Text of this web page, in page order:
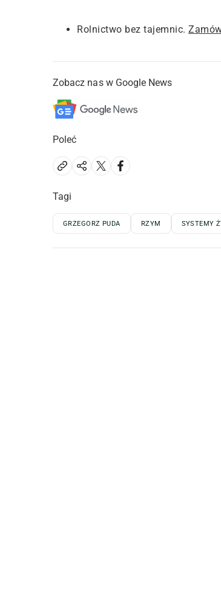
Rolnictwo bez tajemnic.
Zobacz nas w Google News
Poleć
Tagi
GRZEGORZ PUDA RZYM SYSTEMY